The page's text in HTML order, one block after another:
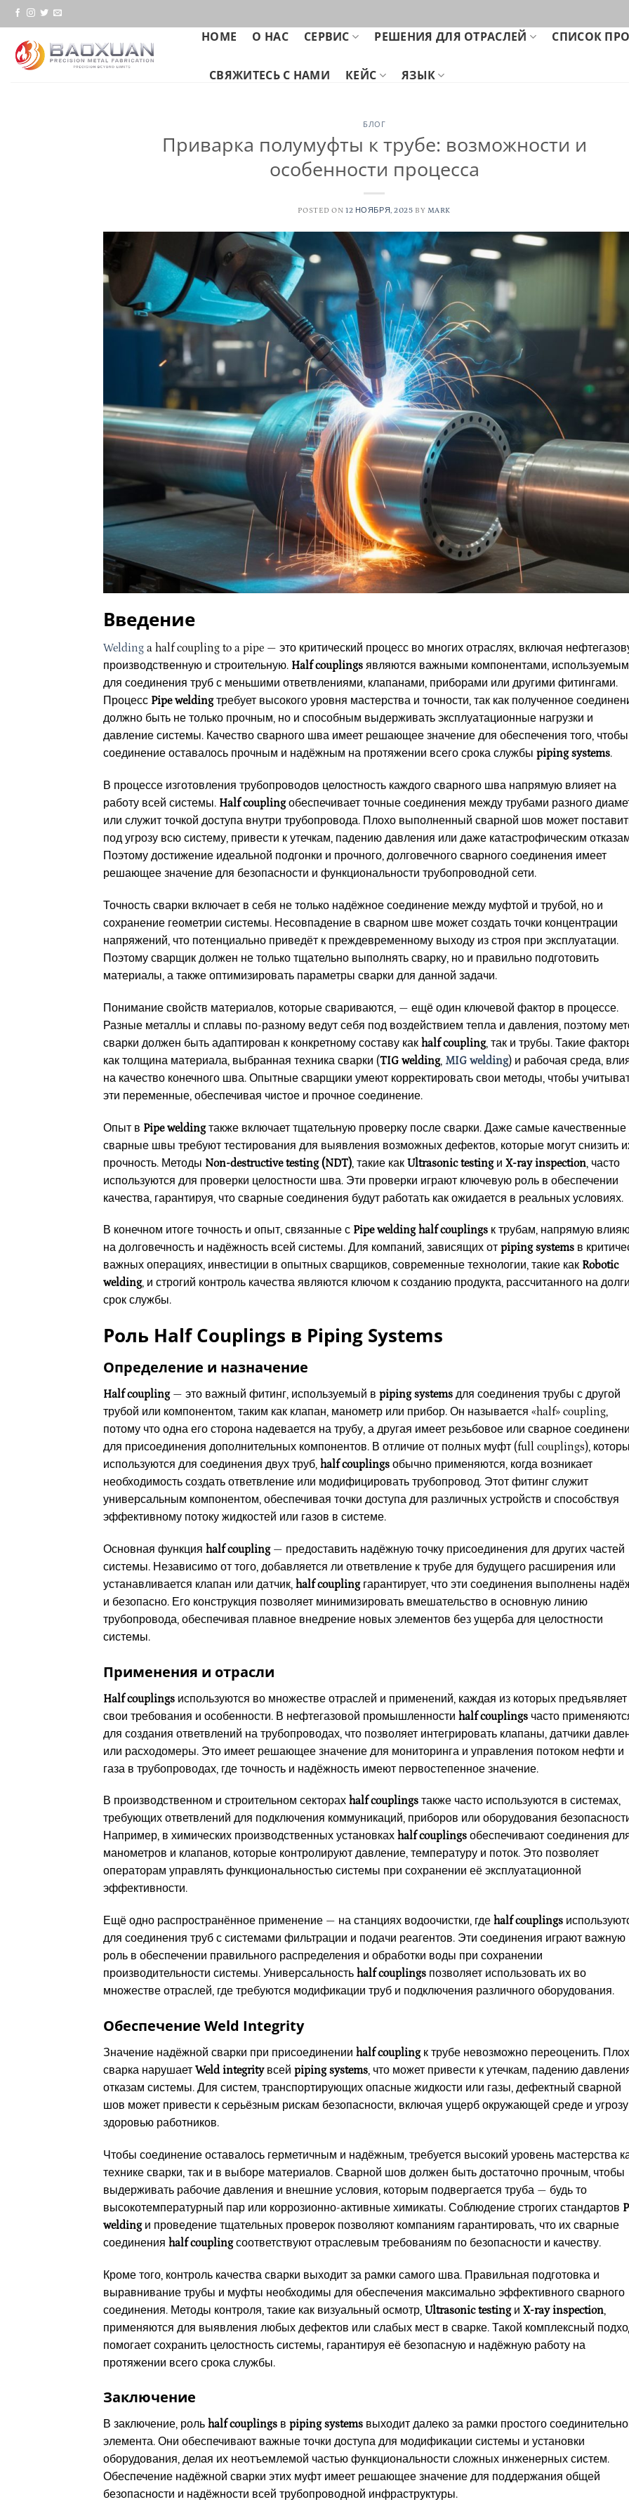
Skip
to
content
HOME О НАС СЕРВИС РЕШЕНИЯ ДЛЯ ОТРАСЛЕЙ СПИСОК
СВЯЖИТЕСЬ С НАМИ КЕЙС ЯЗЫК
БЛОГ
Приварка полумуфты к трубе: возможности и
особенности процесса
POSTED ON12 НОЯБРЯ, 2025 BY MARK
Введение
Welding a half coupling to a pipe — это критический процесс во многих отраслях, включая
производственную и строительную. Half couplings являются важными компонентами,
для соединения труб с меньшими ответвлениями, клапанами, приборами или другими фитингами.
Процесс Pipe weldingтребует высокого уровня мастерства и точности, так как полученное
должно быть не только прочным, но и способным выдерживать эксплуатационные нагрузки и
давление системы. Качество сварного шва имеет решающее значение для обеспечения того, чтобы
соединение оставалось прочным и надёжным на протяжении всего срока службы piping systems.
В процессе изготовления трубопроводов целостность каждого сварного шва напрямую влияет на
работу всей системы. Half couplingобеспечивает точные соединения между трубами разного
или служит точкой доступа внутри трубопровода. Плохо выполненный сварной шов может
под угрозу всю систему, привести к утечкам, падению давления или даже катастрофическим
Поэтому достижение идеальной подгонки и прочного, долговечного сварного соединения имеет
решающее значение для безопасности и функциональности трубопроводной сети.
Точность сварки включает в себя не только надёжное соединение между муфтой и трубой, но и
сохранение геометрии системы. Несовпадение в сварном шве может создать точки концентрации
напряжений, что потенциально приведёт к преждевременному выходу из строя при эксплуатации.
Поэтому сварщик должен не только тщательно выполнять сварку, но и правильно подготовить
материалы, а также оптимизировать параметры сварки для данной задачи.
Понимание свойств материалов, которые свариваются, — ещё один ключевой фактор в процессе.
Разные металлы и сплавы по-разному ведут себя под воздействием тепла и давления, поэтому
сварки должен быть адаптирован к конкретному составу как half coupling, так и трубы. Такие
как толщина материала, выбранная техника сварки (TIG welding, MIG welding) и рабочая среда,
на качество конечного шва. Опытные сварщики умеют корректировать свои методы, чтобы
эти переменные, обеспечивая чистое и прочное соединение.
Опыт в Pipe weldingтакже включает тщательную проверку после сварки. Даже самые качественные
сварные швы требуют тестирования для выявления возможных дефектов, которые могут снизить
прочность. Методы Non-destructive testing (NDT), такие как Ultrasonic testingи X-ray inspection, часто
используются для проверки целостности шва. Эти проверки играют ключевую роль в обеспечении
качества, гарантируя, что сварные соединения будут работать как ожидается в реальных условиях.
В конечном итоге точность и опыт, связанные с Pipe welding half couplings к трубам, напрямую
на долговечность и надёжность всей системы. Для компаний, зависящих от piping systems в
важных операциях, инвестиции в опытных сварщиков, современные технологии, такие как Robotic
welding, и строгий контроль качества являются ключом к созданию продукта, рассчитанного на
срок службы.
Роль Half Couplings в Piping Systems
Определение и назначение
Half coupling— это важный фитинг, используемый в piping systems для соединения трубы с другой
трубой или компонентом, таким как клапан, манометр или прибор. Он называется «half» coupling,
потому что одна его сторона надевается на трубу, а другая имеет резьбовое или сварное
для присоединения дополнительных компонентов. В отличие от полных муфт (full couplings),
используются для соединения двух труб, half couplings обычно применяются, когда возникает
необходимость создать ответвление или модифицировать трубопровод. Этот фитинг служит
универсальным компонентом, обеспечивая точки доступа для различных устройств и способствуя
эффективному потоку жидкостей или газов в системе.
Основная функция half coupling— предоставить надёжную точку присоединения для других частей
системы. Независимо от того, добавляется ли ответвление к трубе для будущего расширения или
устанавливается клапан или датчик, half couplingгарантирует, что эти соединения выполнены
и безопасно. Его конструкция позволяет минимизировать вмешательство в основную линию
трубопровода, обеспечивая плавное внедрение новых элементов без ущерба для целостности
системы.
Применения и отрасли
Half couplings используются во множестве отраслей и применений, каждая из которых предъявляет
свои требования и особенности. В нефтегазовой промышленности half couplings часто
для создания ответвлений на трубопроводах, что позволяет интегрировать клапаны, датчики
или расходомеры. Это имеет решающее значение для мониторинга и управления потоком нефти и
газа в трубопроводах, где точность и надёжность имеют первостепенное значение.
В производственном и строительном секторах half couplings также часто используются в системах,
требующих ответвлений для подключения коммуникаций, приборов или оборудования
Например, в химических производственных установках half couplings обеспечивают соединения
манометров и клапанов, которые контролируют давление, температуру и поток. Это позволяет
операторам управлять функциональностью системы при сохранении её эксплуатационной
эффективности.
Ещё одно распространённое применение — на станциях водоочистки, где half couplings
для соединения труб с системами фильтрации и подачи реагентов. Эти соединения играют важную
роль в обеспечении правильного распределения и обработки воды при сохранении
производительности системы. Универсальность half couplings позволяет использовать их во
множестве отраслей, где требуются модификации труб и подключения различного оборудования.
Обеспечение Weld Integrity
Значение надёжной сварки при присоединении half couplingк трубе невозможно переоценить.
сварка нарушает Weld integrityвсей piping systems, что может привести к утечкам, падению
отказам системы. Для систем, транспортирующих опасные жидкости или газы, дефектный сварной
шов может привести к серьёзным рискам безопасности, включая ущерб окружающей среде и угрозу
здоровью работников.
Чтобы соединение оставалось герметичным и надёжным, требуется высокий уровень мастерства
технике сварки, так и в выборе материалов. Сварной шов должен быть достаточно прочным, чтобы
выдерживать рабочие давления и внешние условия, которым подвергается труба — будь то
высокотемпературный пар или коррозионно-активные химикаты. Соблюдение строгих стандартов
weldingи проведение тщательных проверок позволяют компаниям гарантировать, что их сварные
соединения half couplingсоответствуют отраслевым требованиям по безопасности и качеству.
Кроме того, контроль качества сварки выходит за рамки самого шва. Правильная подготовка и
выравнивание трубы и муфты необходимы для обеспечения максимально эффективного сварного
соединения. Методы контроля, такие как визуальный осмотр, Ultrasonic testingи X-ray inspection
применяются для выявления любых дефектов или слабых мест в сварке. Такой комплексный
помогает сохранить целостность системы, гарантируя её безопасную и надёжную работу на
протяжении всего срока службы.
Заключение
В заключение, роль half couplings в piping systems выходит далеко за рамки простого
элемента. Они обеспечивают важные точки доступа для модификации системы и установки
оборудования, делая их неотъемлемой частью функциональности сложных инженерных систем.
Обеспечение надёжной сварки этих муфт имеет решающее значение для поддержания общей
безопасности и надёжности всей трубопроводной инфраструктуры.